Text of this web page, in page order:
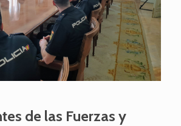
de las Fuerzas y